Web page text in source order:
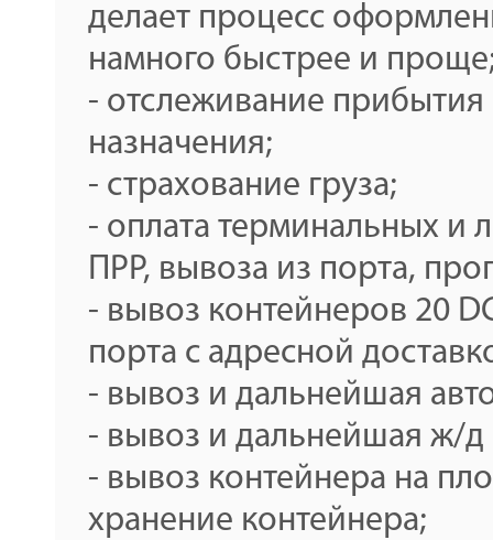
делает процесс
намного быстрее и
- отслеживание прибытия
назначения;
- страхование груза;
- оплата терминальных и
ПРР, вывоза из порта,
- вывоз контейнеров 20
порта с адресной
- вывоз и дальнейшая
- вывоз и дальнейшая ж/д
- вывоз контейнера на
хранение контейнера;